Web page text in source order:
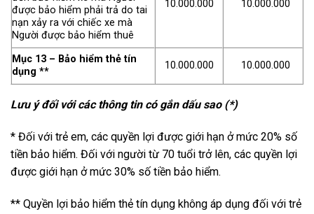
được bảo hiểm phải trả do tai
nạn xảy ra với chiếc xe mà
Người được bảo hiểm thuê
10.000.000 10.000.000
Mục 13 – Bảo hiểm thẻ tín
dụng **
10.000.000 10.000.000
Lưu ý đối với các thông tin có gắn dấu sao (*)
* Đối với trẻ em, các quyền lợi được giới hạn ở mức 20% số
tiền bảo hiểm. Đối với người từ 70 tuổi trở lên, các quyền lợi
được giới hạn ở mức 30% số tiền bảo hiểm.
** Quyền lợi bảo hiểm thẻ tín dụng không áp dụng đối với trẻ